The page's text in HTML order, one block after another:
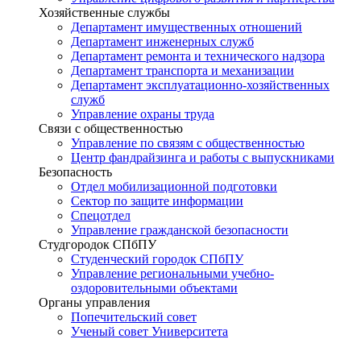
Хозяйственные службы
Департамент имущественных отношений
Департамент инженерных служб
Департамент ремонта и технического надзора
Департамент транспорта и механизации
Департамент эксплуатационно-хозяйственных
служб
Управление охраны труда
Связи с общественностью
Управление по связям с общественностью
Центр фандрайзинга и работы с выпускниками
Безопасность
Отдел мобилизационной подготовки
Сектор по защите информации
Спецотдел
Управление гражданской безопасности
Студгородок СПбПУ
Студенческий городок СПбПУ
Управление региональными учебно-
оздоровительными объектами
Органы управления
Попечительский совет
Ученый совет Университета